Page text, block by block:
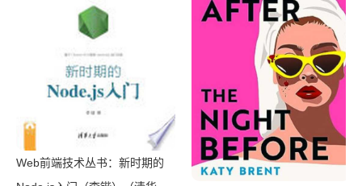
万册）（横沟正史）（壹页科技
Web前端技术丛书：新时期的